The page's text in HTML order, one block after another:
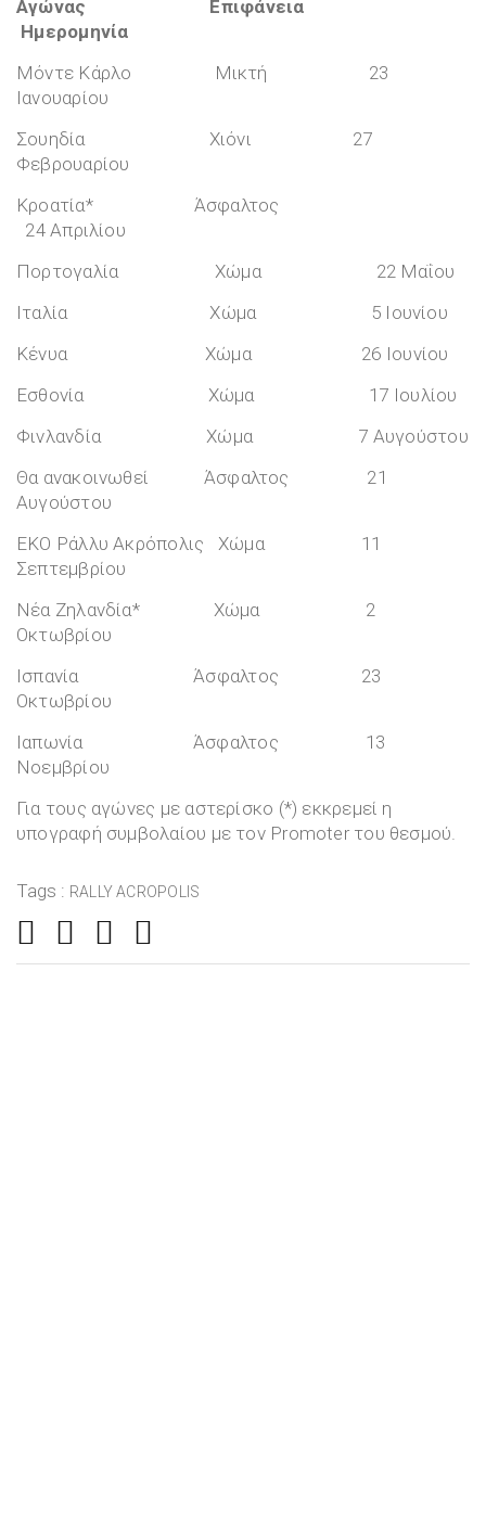
Αγώνας Επιφάνεια
Ημερομηνία
Μόντε Κάρλο Μικτή 23
Ιανουαρίου
Σουηδία Χιόνι 27
Φεβρουαρίου
Κροατία* Άσφαλτος
24 Απριλίου
Πορτογαλία Χώμα 22 Μαΐου
Ιταλία Χώμα 5 Ιουνίου
Κένυα Χώμα 26 Ιουνίου
Εσθονία Χώμα 17 Ιουλίου
Φινλανδία Χώμα 7 Αυγούστου
Θα ανακοινωθεί Άσφαλτος 21
Αυγούστου
ΕΚΟ Ράλλυ Ακρόπολις Χώμα 11
Σεπτεμβρίου
Νέα Ζηλανδία* Χώμα 2
Οκτωβρίου
Ισπανία Άσφαλτος 23
Οκτωβρίου
Ιαπωνία Άσφαλτος 13
Νοεμβρίου
Για τους αγώνες με αστερίσκο (*) εκκρεμεί η
υπογραφή συμβολαίου με τον Promoter του θεσμού.
Tags : RALLY ACROPOLIS